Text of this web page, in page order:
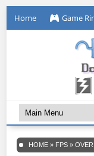
Home Game
HOME » FPS »